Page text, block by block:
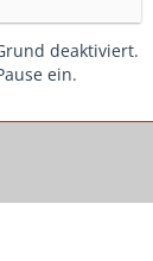
und
deaktiviert.
ein.